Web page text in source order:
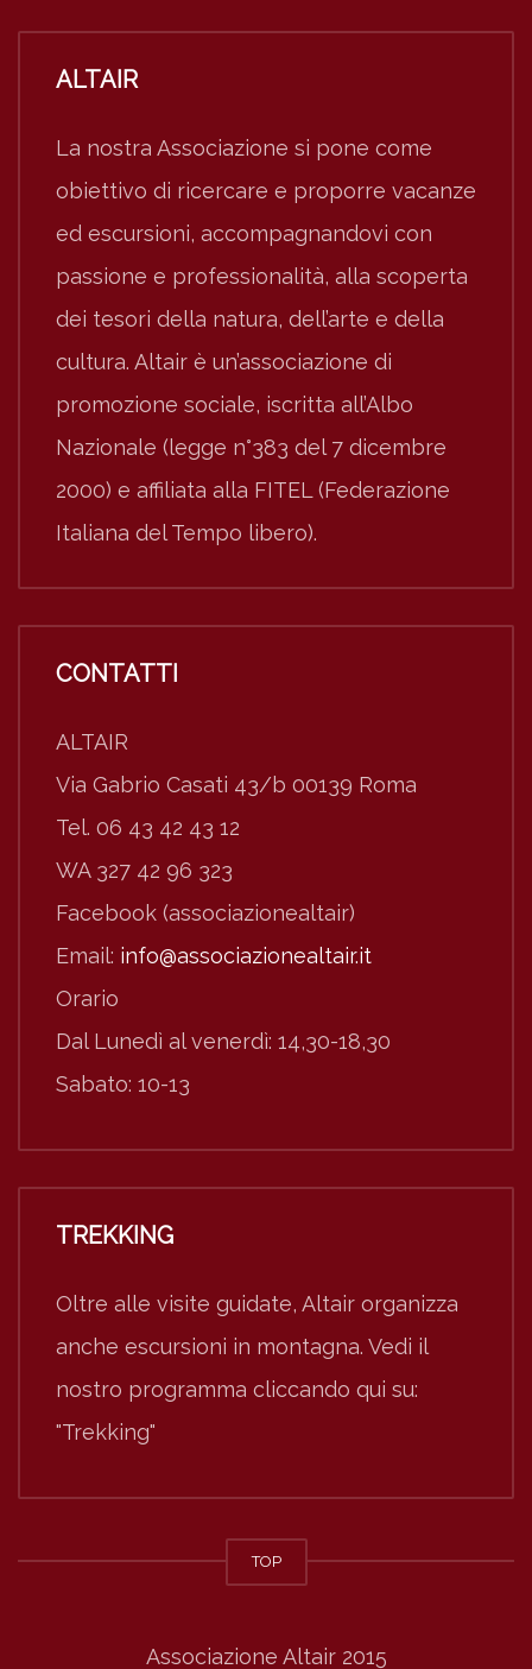
ALTAIR
La nostra Associazione si pone come
obiettivo di ricercare e proporre vacanze
ed escursioni, accompagnandovi con
passione e professionalità, alla scoperta
dei tesori della natura, dell’arte e della
cultura. Altair è un’associazione di
promozione sociale, iscritta all’Albo
Nazionale (legge n°383 del 7 dicembre
2000) e affiliata alla FITEL (Federazione
Italiana del Tempo libero).
CONTATTI
ALTAIR
Via Gabrio Casati 43/b 00139 Roma
Tel. 06 43 42 43 12
WA 327 42 96 323
Facebook (associazionealtair)
Email: info@associazionealtair.it
Orario
Dal Lunedì al venerdì: 14,30-18,30
Sabato: 10-13
TREKKING
Oltre alle visite guidate, Altair organizza
anche escursioni in montagna. Vedi il
nostro programma cliccando qui su:
"Trekking"
TOP
Associazione Altair 2015